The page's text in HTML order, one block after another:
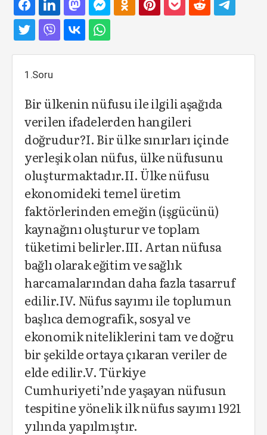
1.Soru
Bir ülkenin nüfusu ile ilgili aşağıda
verilen ifadelerden hangileri
doğrudur?I. Bir ülke sınırları içinde
yerleşik olan nüfus, ülke nüfusunu
oluşturmaktadır.II. Ülke nüfusu
ekonomideki temel üretim
faktörlerinden emeğin (işgücünü)
kaynağını oluşturur ve toplam
tüketimi belirler.III. Artan nüfusa
bağlı olarak eğitim ve sağlık
harcamalarından daha fazla tasarruf
edilir.IV. Nüfus sayımı ile toplumun
başlıca demografik, sosyal ve
ekonomik niteliklerini tam ve doğru
bir şekilde ortaya çıkaran veriler de
elde edilir.V. Türkiye
Cumhuriyeti’nde yaşayan nüfusun
tespitine yönelik ilk nüfus sayımı 1921
yılında yapılmıştır.